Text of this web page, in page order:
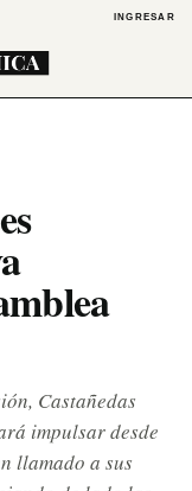
INGRESAR
Castañedas
impulsar desde
llamado a sus